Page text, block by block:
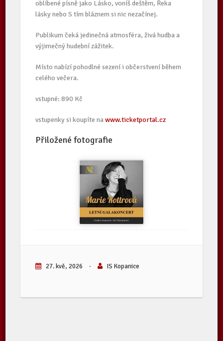
oblíbené písně jako Lásko, voníš deštěm, Řeka
lásky nebo S tím bláznem si nic nezačínej.
Publikum čeká jedinečná atmosféra, živá hudba a
výjimečný hudební zážitek.
Místo nabízí pohodlné sezení i občerstvení během
celého večera.
vstupné: 890 Kč
vstupenky si koupíte nawww.ticketportal.cz
Přiložené fotografie
27. kvě, 2026 · IS Kopanice